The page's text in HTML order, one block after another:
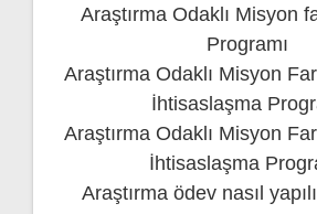
Araştırma Odaklı Misyon
Programı
Araştırma Odaklı Misyon
İhtisaslaşma
Araştırma Odaklı Misyon
İhtisaslaşma
Araştırma ödev nasıl